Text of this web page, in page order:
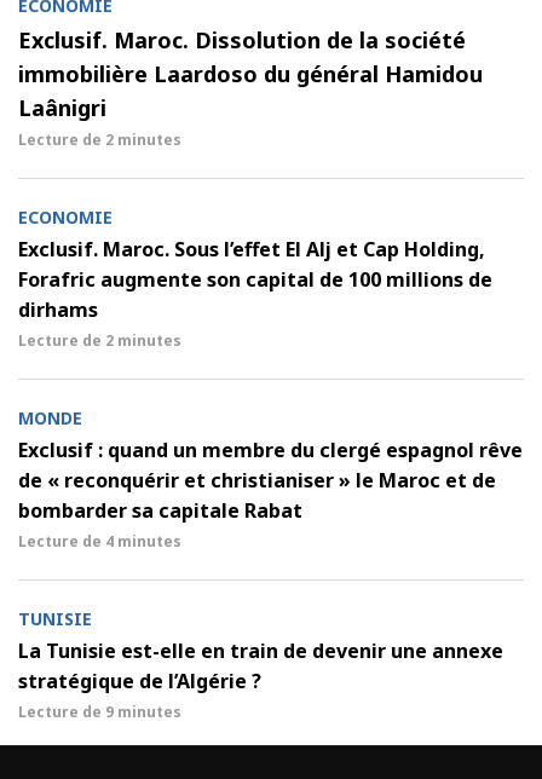
ECONOMIE
Exclusif. Maroc. Dissolution de la société
immobilière Laardoso du général Hamidou
Laânigri
Lecture de 2 minutes
ECONOMIE
Exclusif. Maroc. Sous l’effet El Alj et Cap Holding,
Forafric augmente son capital de 100 millions de
dirhams
Lecture de 2 minutes
MONDE
Exclusif : quand un membre du clergé espagnol rêve
de « reconquérir et christianiser » le Maroc et de
bombarder sa capitale Rabat
Lecture de 4 minutes
TUNISIE
La Tunisie est-elle en train de devenir une annexe
stratégique de l’Algérie ?
Lecture de 9 minutes